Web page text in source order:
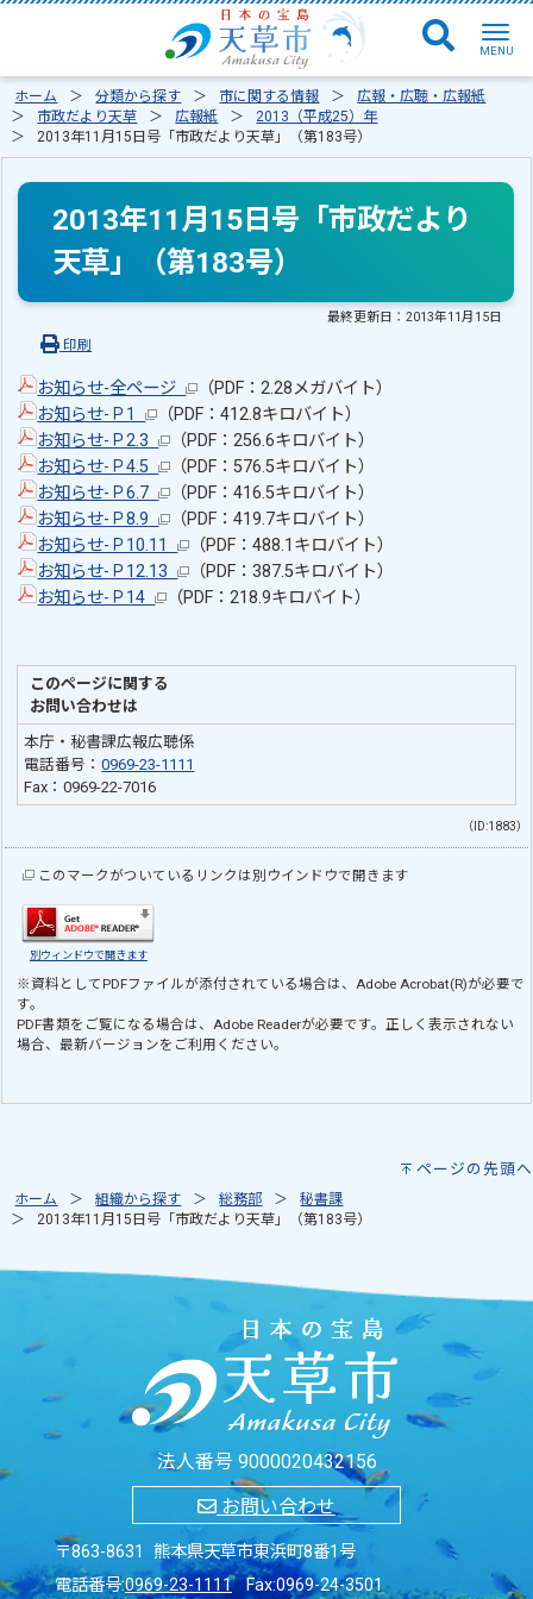
ホーム 分類から探す 市に関する情報
広報・広聴・広報紙
市政だより天草
広報紙
2013（平成25）年
2013年11月15日号「市政だより天草」（第183号）
2013年11月15日号「市政だより
天草」（第183号）
最終更新日：2013年11月15日
印刷
お知らせ-全ページ
（PDF：2.28メガバイト）
お知らせ-Ｐ1
（PDF：412.8キロバイト）
お知らせ-Ｐ2.3
（PDF：256.6キロバイト）
お知らせ-Ｐ4.5
（PDF：576.5キロバイト）
お知らせ-Ｐ6.7
（PDF：416.5キロバイト）
お知らせ-Ｐ8.9
（PDF：419.7キロバイト）
お知らせ-Ｐ10.11
（PDF：488.1キロバイト）
お知らせ-Ｐ12.13
（PDF：387.5キロバイト）
お知らせ-Ｐ14
（PDF：218.9キロバイト）
このページに関する
お問い合わせは
本庁・秘書課広報広聴係
電話番号：0969-23-1111
Fax：0969-22-7016
（ID:1883）
このマークがついているリンクは別ウインドウで開きます
別ウィンドウで開きます
※資料としてPDFファイルが添付されている場合は、Adobe Acrobat(R)が必要で
す。
PDF書類をご覧になる場合は、Adobe Readerが必要です。正しく表示されない
場合、最新バージョンをご利用ください。
ページの先頭へ
ホーム 組織から探す 総務部
秘書課
2013年11月15日号「市政だより天草」（第183号）
法人番号 9000020432156
お問い合わせ
〒863-8631 熊本県天草市東浜町8番1号
電話番号:0969-23-1111Fax:0969-24-3501